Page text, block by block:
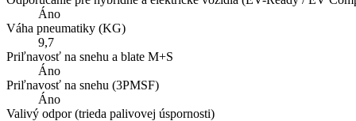
Áno
Váha pneumatiky (KG)
9,7
Priľnavosť na snehu a blate M+S
Áno
Priľnavosť na snehu (3PMSF)
Áno
Valivý odpor (trieda palivovej úspornosti)